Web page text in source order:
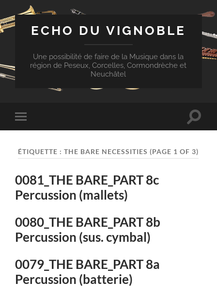
ECHO DU VIGNOBLE
Une possibilité de faire de la Musique dans la
région de Peseux, Corcelles, Cormondrèche et
Neuchâtel
Toggle
mobile
Toggle
ÉTIQUETTE :THE BARE NECESSITIES (PAGE 1 OF 3)
0081_THE BARE_PART 8c
Percussion (mallets)
0080_THE BARE_PART 8b
Percussion (sus. cymbal)
0079_THE BARE_PART 8a
Percussion (batterie)